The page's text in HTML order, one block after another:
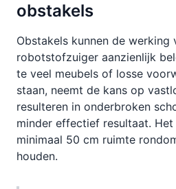
obstakels
Obstakels kunnen de werking
robotstofzuiger aanzienlijk
te veel meubels of losse
staan, neemt de kans op
resulteren in onderbroken
minder effectief resultaat.
minimaal 50 cm ruimte
houden.